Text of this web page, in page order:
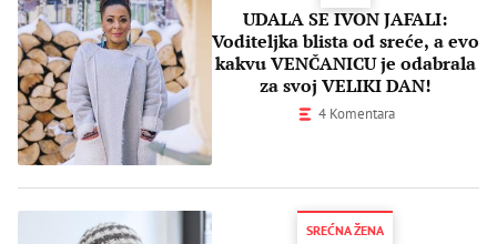
UDALA SE IVON JAFALI:
Voditeljka blista od sreće, a evo
kakvu VENČANICU je odabrala
za svoj VELIKI DAN!
4 Komentara
SREĆNA ŽENA